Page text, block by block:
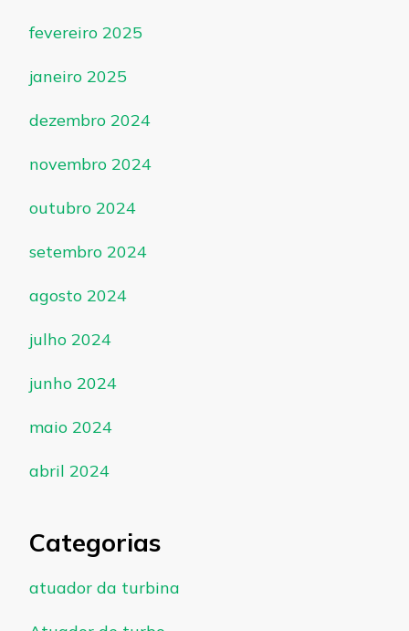
fevereiro 2025
janeiro 2025
dezembro 2024
novembro 2024
outubro 2024
setembro 2024
agosto 2024
julho 2024
junho 2024
maio 2024
abril 2024
Categorias
atuador da turbina